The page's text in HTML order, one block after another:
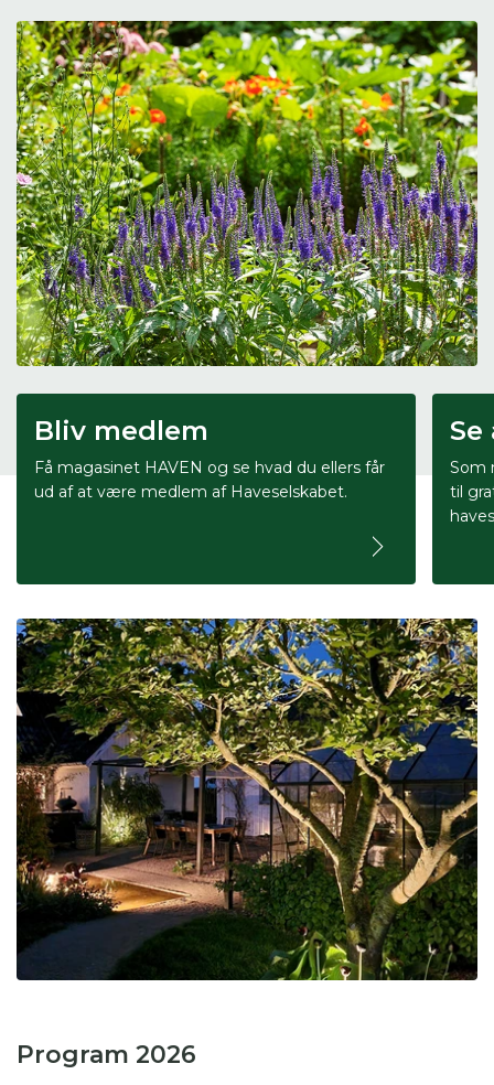
Bliv medlem
Få magasinet HAVEN og se hvad du ellers får
ud af at være medlem af Haveselskabet.
Som
til
Program 2026